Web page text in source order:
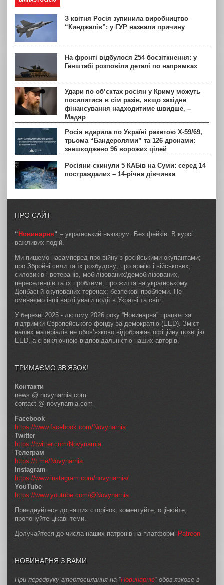
З квітня Росія зупинила виробництво
“Кинджалів”: у ГУР назвали причину
На фронті відбулося 254 боєзіткнення: у
Генштабі розповіли деталі по напрямках
Удари по об’єктах росіян у Криму можуть
посилитися в сім разів, якщо західне
фінансування надходитиме швидше, –
Мадяр
Росія вдарила по Україні ракетою Х-59/69,
трьома “Бандеролями” та 126 дронами:
знешкоджено 96 ворожих цілей
Росіяни скинули 5 КАБів на Суми: серед 14
постраждалих – 14-річна дівчинка
ПРО САЙТ
“ Новинарня“ – український ньюзрум. Без фейків. В курсі
важливих подій.
Ми пишемо насамперед про війну з російськими окупантами;
про Збройні сили та їх розбудову; про армію і військових,
силовиків і ветеранів, мобілізованих/демобілізованих,
переселенців та їх проблеми; про життя на українському
Донбасі й окупованих теренах; безпекові проблеми. Не
оминаємо інші варті уваги події в Україні та світі.
У березні 2025 - лютому 2026 року “Новинарня” працює за
підтримки Європейського фонду за демократію (EED). Зміст
наших матеріалів не обов’язково відображає офіційну позицію
EED, а є виключною відповідальністю наших авторів.
ТРИМАЄМО ЗВ’ЯЗОК!
Контакти
news @ novynarnia.com
contact @ novynarnia.com
Facebook
https://www.facebook.com/Novynarnia
Twitter
https://twitter.com/Novynarnia
Телеграм
https://t.me/Novynarnia
Instagram
https://www.instagram.com/novynarnia/
YouTube
https://www.youtube.com/@Novynarnia
Приєднуйтеся до наших сторінок, коментуйте, оцінюйте,
пропонуйте цікаві теми.
Долучайтеся до числа наших патронів на платформі Patreon
НОВИНАРНЯ З ВАМИ
При передруку гіперпосилання на “Новинарню” обов’язкове в